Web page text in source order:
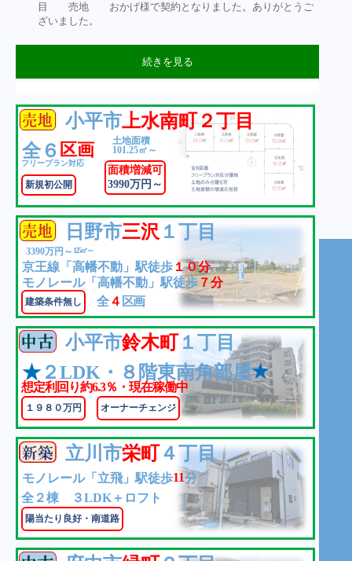
目 売地 おかげ様で契約となりました。ありがとうご
ざいました。
続きを見る
目 売地 おかげ様で契約となりました。ありがとうご
ざいました。
ョン 日野台ハイツ 価格1,580万円
専有面積61.30㎡ 2LDK JR中央線
日野駅 徒歩9分
田区中馬込1丁目 価格3980万円
土地：64.77㎡ 建ぺい容積率60.160%
ン 小平市鈴木町1丁目 1980万円
2LDK 8階東南角部屋 表面利回り
6.3%
１月4日とさせて頂きます
目 売地 おかげ様で契約となりました。ありがとうござい
ました。
１１０．６２㎡の整形地
価格4,680万円 JR西国分寺駅 徒歩
１０分 弊社限定物件です お気軽にお問い合わせくださ
い。
地D号地 おかげ様で成約となりました。ありがとうござい
ました。
地A号地 おかげ様で成約となりました。ありがとうござい
ました。
地C号地 おかげ様で成約となりました。ありがとうござい
ました。
和泉本町 大型３LDK、LDK約１７帖、固定階段ロフト付
げ様で成約となりました。
若松町４丁目 約１４７㎡、整形地・東南角地・住環境良好
♬
町 ゆとりの大型間取り・約９５㎡～
JR青梅線「東中神」駅徒歩９分
小平市上水南町２丁目
全６ 区画
土地面積
101.25㎡～
フリープラン対応
新規初公開
面積増減可
3990万円～
日野市三沢 １丁目
3390万円～ 125㎡～
京王線「高幡不動」駅徒歩 １０分
モノレール「高幡不動」駅徒歩 ７分
建築条件無し 全４ 区画
小平市鈴木町１丁目
★２LDK・８階東南角部屋★
想定利回り約6.3％・現在稼働中
１９８０万円 オーナーチェンジ
立川市栄町４丁目
モノレール「立飛」駅徒歩11分
全２棟 ３LDK＋ロフト
陽当たり良好・南道路